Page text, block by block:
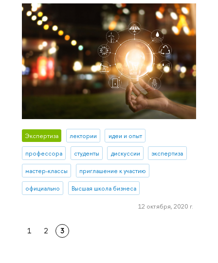
Экспертиза лектории идеи и опыт
профессора студенты дискуссии экспертиза
мастер-классы приглашение к участию
официально Высшая школа бизнеса
12 октября, 2020 г.
1 2 3